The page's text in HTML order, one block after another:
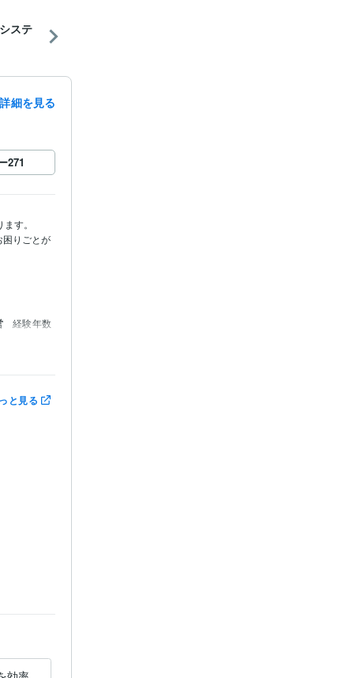
ステ
細を見る
271
す。
困りごとが
経験年数
と見る